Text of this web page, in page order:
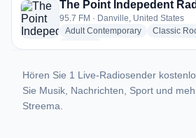
95.7 FM · Danville, United States
Adult Contemporaryradio stations
Classic
Hören Sie 1 Live-Radiosender
Sie Musik, Nachrichten, Sport und
Streema.